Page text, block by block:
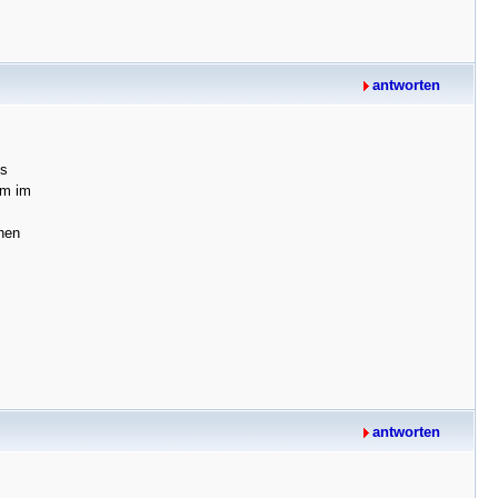
antworten
im
antworten